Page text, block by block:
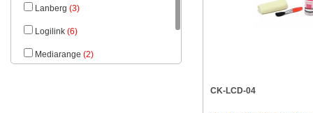
Lanberg (3)
Logilink (6)
Mediarange (2)
CK-LCD-04